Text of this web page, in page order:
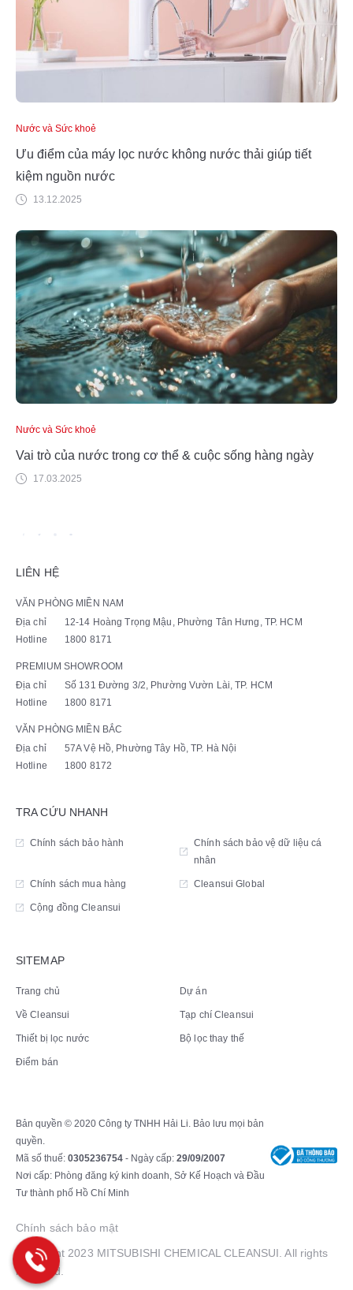
Nước và Sức khoẻ
Ưu điểm của máy lọc nước không nước thải giúp tiết
kiệm nguồn nước
13.12.2025
Nước và Sức khoẻ
Vai trò của nước trong cơ thể & cuộc sống hàng ngày
17.03.2025
LIÊN HỆ
VĂN PHÒNG MIỀN NAM
Địa chỉ
12-14 Hoàng Trọng Mậu, Phường Tân Hưng, TP. HCM
Hotline
1800 8171
PREMIUM SHOWROOM
Địa chỉ
Số 131 Đường 3/2, Phường Vườn Lài, TP. HCM
Hotline
1800 8171
VĂN PHÒNG MIỀN BẮC
Địa chỉ
57A Vệ Hồ, Phường Tây Hồ, TP. Hà Nội
Hotline
1800 8172
TRA CỨU NHANH
Chính sách bảo hành
Chính sách bảo vệ dữ liệu cá
nhân
Chính sách mua hàng Cleansui Global
Cộng đồng Cleansui
SITEMAP
Trang chủ Dự án
Về Cleansui Tạp chí Cleansui
Thiết bị lọc nước Bộ lọc thay thế
Điểm bán
Bản quyền © 2020 Công ty TNHH Hải Li. Bảo lưu mọi bản
quyền.
Mã số thuế: 0305236754 - Ngày cấp: 29/09/2007
Nơi cấp: Phòng đăng ký kinh doanh, Sở Kế Hoạch và Đầu
Tư thành phố Hồ Chí Minh
Copyright 2023 MITSUBISHI CHEMICAL CLEANSUI. All rights
reserved.
Chính sách bảo mật